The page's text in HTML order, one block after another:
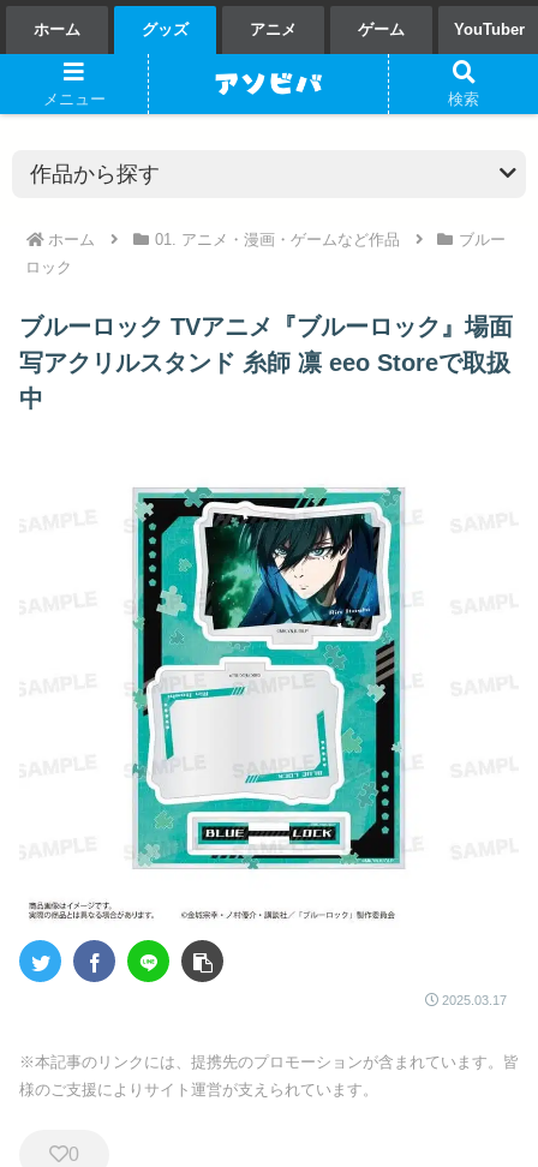
ホーム グッズ アニメ ゲーム YouTuber
ホーム 01. アニメ・漫画・ゲームなど作品
ブルー
ロック
ブルーロック TVアニメ『ブルーロック』場面
写アクリルスタンド 糸師 凛 eeo Storeで取扱
中
2025.03.17
※本記事のリンクには、提携先のプロモーションが含まれています。皆
様のご支援によりサイト運営が支えられています。
0
メニュー 検索